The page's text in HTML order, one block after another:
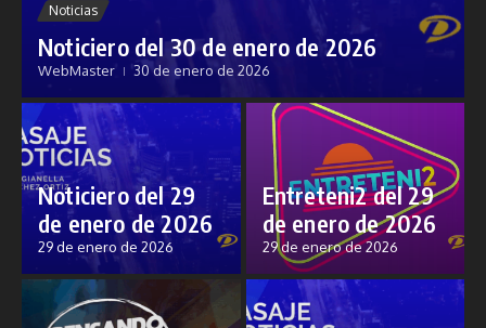
Noticias
Noticiero del 30 de enero de 2026
WebMaster 30 de enero de 2026
Noticiero del 29
de enero de 2026
29 de enero de 2026
Entreteni2 del 29
de enero de 2026
29 de enero de 2026